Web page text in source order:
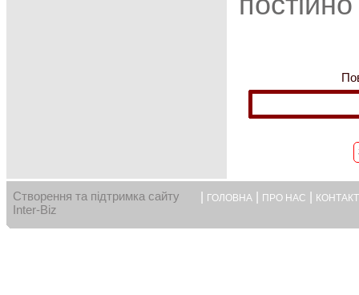
Створення та підтримка сайту
Inter-Biz
ГОЛОВНА ПРО НАС